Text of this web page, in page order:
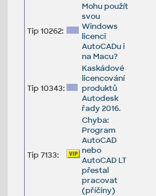
Tip 10262:
Mohu použít
svou
Windows
licenci
AutoCADu i
na Macu?
Tip 10343:
Kaskádové
licencování
produktů
Autodesk
řady 2016.
Tip 7133:
Chyba:
Program
AutoCAD
nebo
AutoCAD LT
přestal
pracovat
(příčiny)